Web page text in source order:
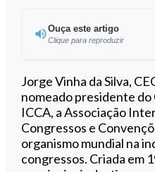
Ouça este artigo
Clique para reproduzir
Ouvir
Jorge Vinha da Silva,
nomeado presidente
ICCA, a Associação
Congressos e
organismo mundial na
congressos. Criada em